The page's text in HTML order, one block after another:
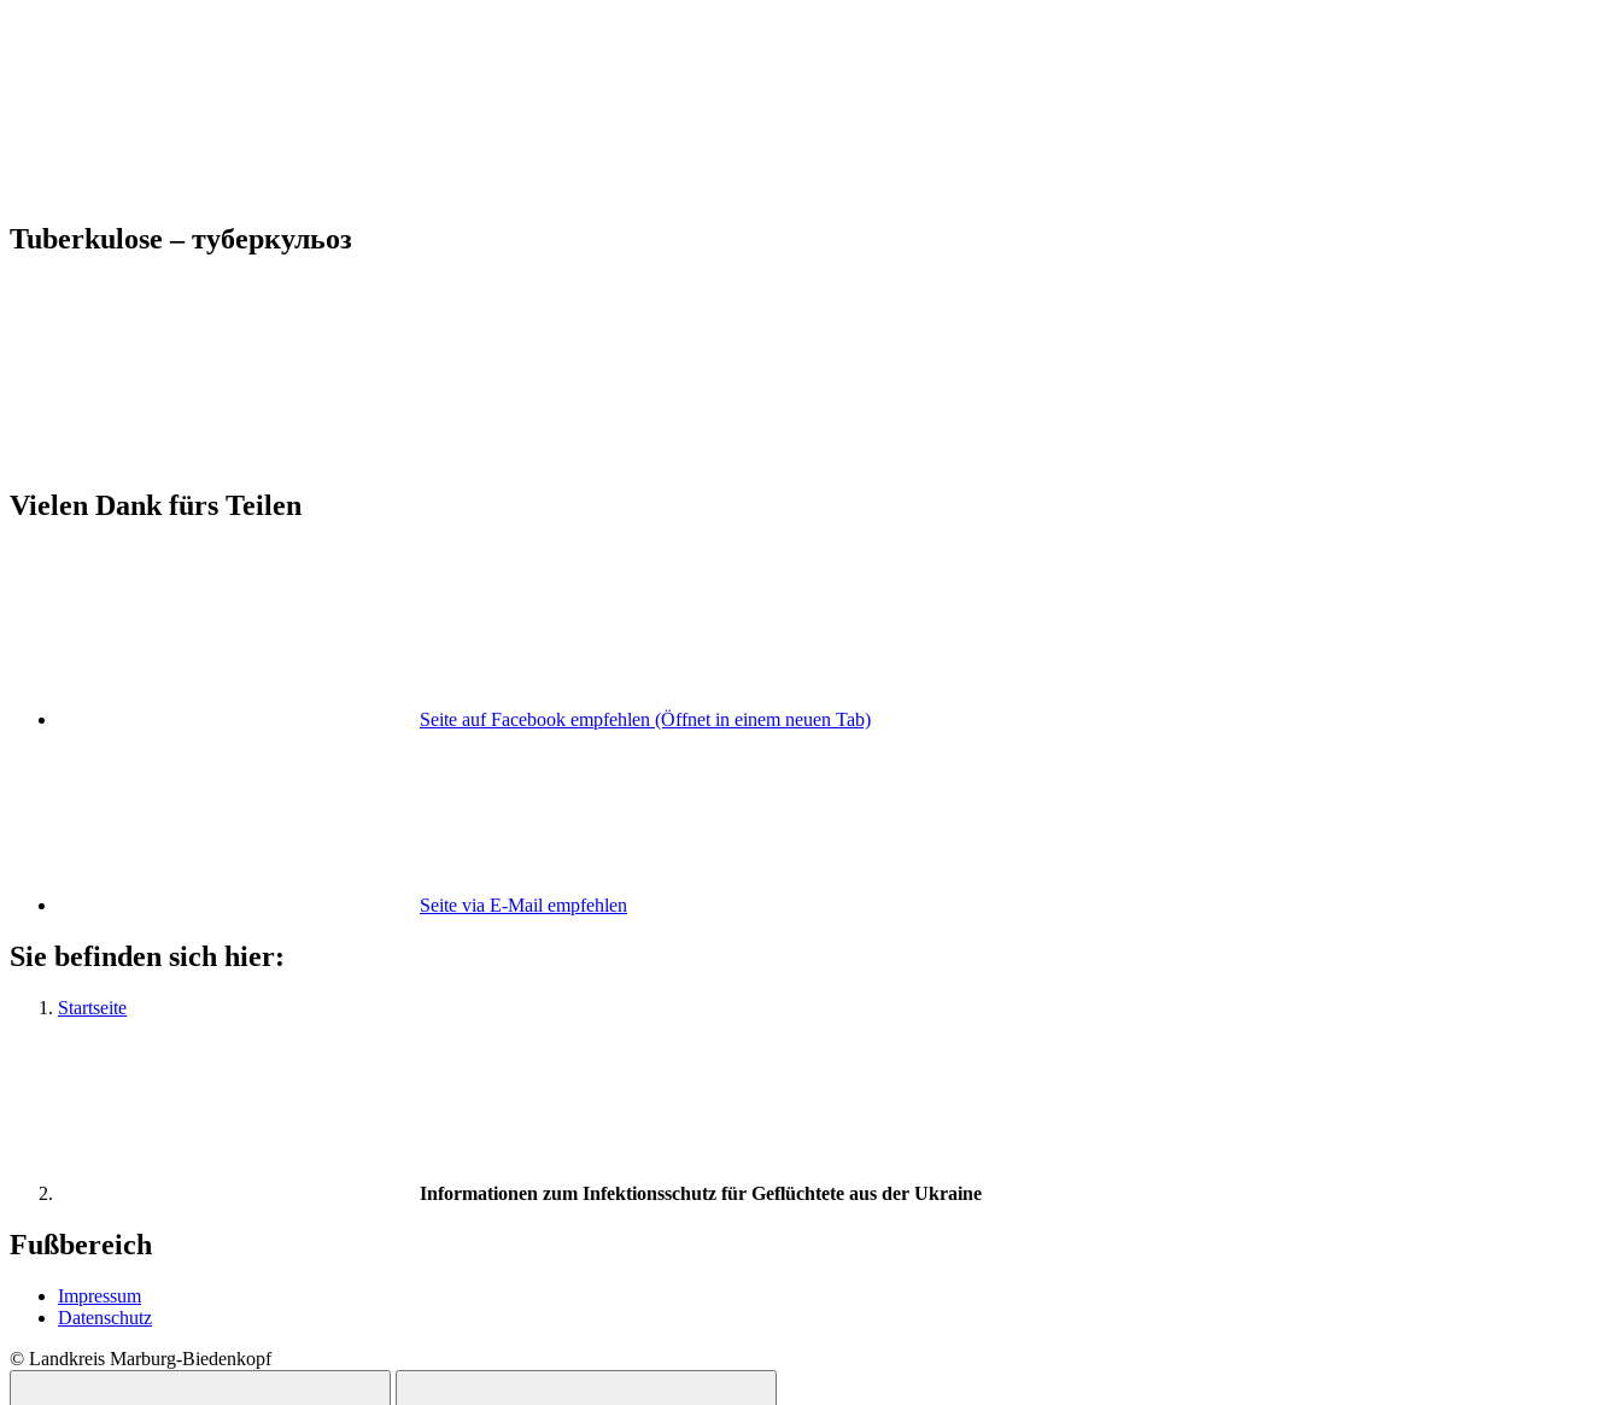
Tuberkulose – туберкульоз
Vielen Dank fürs Teilen
Seite auf Facebook empfehlen (Öffnet in einem neuen Tab)
Seite via E-Mail empfehlen
Sie befinden sich hier:
Startseite
Informationen zum Infektionsschutz für Geflüchtete aus der Ukraine
Fußbereich
Impressum
Datenschutz
© Landkreis Marburg-Biedenkopf